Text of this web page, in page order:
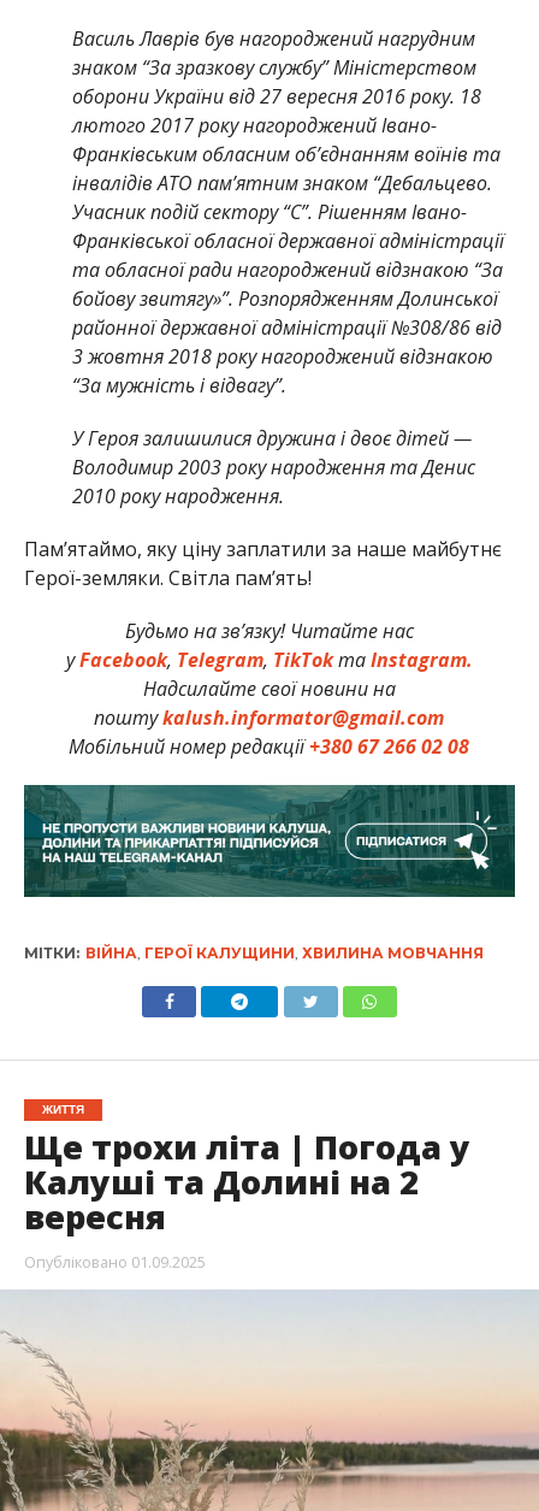
Василь Лаврів був нагороджений нагрудним
знаком “За зразкову службу” Міністерством
оборони України від 27 вересня 2016 року. 18
лютого 2017 року нагороджений Івано-
Франківським обласним об’єднанням воїнів та
інвалідів АТО пам’ятним знаком “Дебальцево.
Учасник подій сектору “С”. Рішенням Івано-
Франківської обласної державної адміністрації
та обласної ради нагороджений відзнакою “За
бойову звитягу»”. Розпорядженням Долинської
районної державної адміністрації №308/86 від
3 жовтня 2018 року нагороджений відзнакою
“За мужність і відвагу”.
У Героя залишилися дружина і двоє дітей —
Володимир 2003 року народження та Денис
2010 року народження.
Памʼятаймо, яку ціну заплатили за наше майбутнє
Герої-земляки. Світла пам’ять!
Будьмо на зв’язку! Читайте нас
уFacebook, Telegram, TikTokтаInstagram.
Надсилайте свої новини на
поштуkalush.informator@gmail.com
Мобільний номер редакції+380 67 266 02 08
МІТКИ: ВІЙНА, ГЕРОЇ КАЛУЩИНИ, ХВИЛИНА МОВЧАННЯ
ЖИТТЯ
Ще трохи літа | Погода у
Калуші та Долині на 2
вересня
Опубліковано 01.09.2025